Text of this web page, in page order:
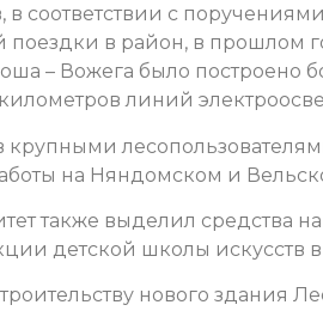
соответствии с
в район, в прошлом
– Вожега было построено
линий
крупными
на Няндомском и
также выделил средства
детской школы искусств
нового здания